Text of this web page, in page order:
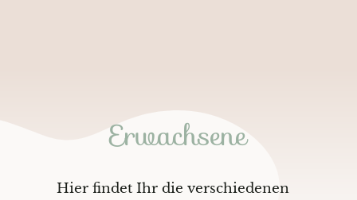
Erwachsene
Hier findet Ihr die verschiedenen